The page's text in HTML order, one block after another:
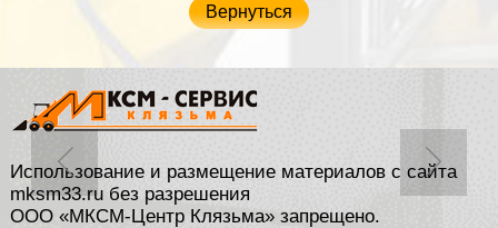
Вернуться
Использование и размещение материалов с сайта
mksm33.ru без разрешения
ООО «МКСМ-Центр Клязьма» запрещено.